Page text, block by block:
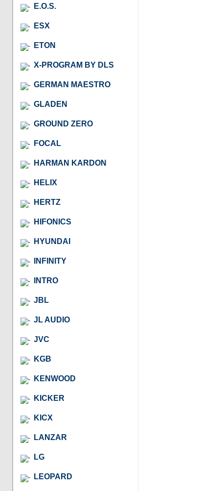
E.O.S.
ESX
ETON
X-PROGRAM BY DLS
GERMAN MAESTRO
GLADEN
GROUND ZERO
FOCAL
HARMAN KARDON
HELIX
HERTZ
HIFONICS
HYUNDAI
INFINITY
INTRO
JBL
JL AUDIO
JVC
KGB
KENWOOD
KICKER
KICX
LANZAR
LG
LEOPARD